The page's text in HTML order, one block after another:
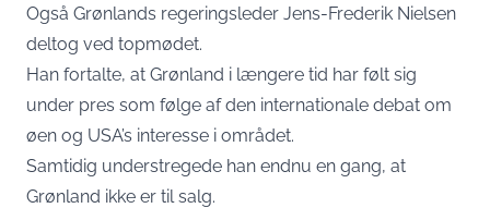
Også Grønlands regeringsleder Jens-Frederik Nielsen
deltog ved topmødet.
Han fortalte, at Grønland i længere tid har følt sig
under pres som følge af den internationale debat om
øen og USA’s interesse i området.
Samtidig understregede han endnu en gang, at
Grønland ikke er til salg.